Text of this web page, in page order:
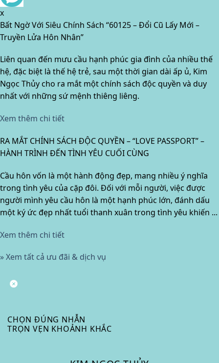
x
Bất Ngờ Với Siêu Chính Sách “60125 – Đổi Cũ Lấy Mới –
Truyền Lửa Hôn Nhân”
Liên quan đến mưu cầu hạnh phúc gia đình của nhiều thế
hệ, đặc biệt là thế hệ trẻ, sau một thời gian dài ấp ủ, Kim
Ngọc Thủy cho ra mắt một chính sách độc quyền và duy
nhất với những sứ mệnh thiêng liêng.
Xem thêm chi tiết
RA MẮT CHÍNH SÁCH ĐỘC QUYỀN – “LOVE PASSPORT” –
HÀNH TRÌNH ĐẾN TÌNH YÊU CUỐI CÙNG
Cầu hôn vốn là một hành động đẹp, mang nhiều ý nghĩa
trong tình yêu của cặp đôi. Đối với mỗi người, việc được
người mình yêu cầu hôn là một hạnh phúc lớn, đánh dấu
một ký ức đẹp nhất tuổi thanh xuân trong tình yêu khiến ...
Xem thêm chi tiết
» Xem tất cả ưu đãi & dịch vụ
CHỌN ĐÚNG NHẪN
TRỌN VẸN KHOẢNH KHẮC